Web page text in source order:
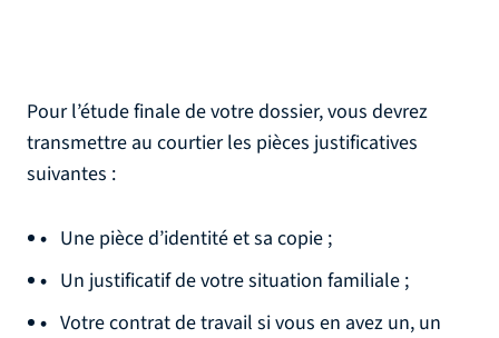
Pour l’étude finale de votre dossier, vous devrez
transmettre au courtier les pièces justificatives
suivantes :
Une pièce d’identité et sa copie ;
Un justificatif de votre situation familiale ;
Votre contrat de travail si vous en avez un, un